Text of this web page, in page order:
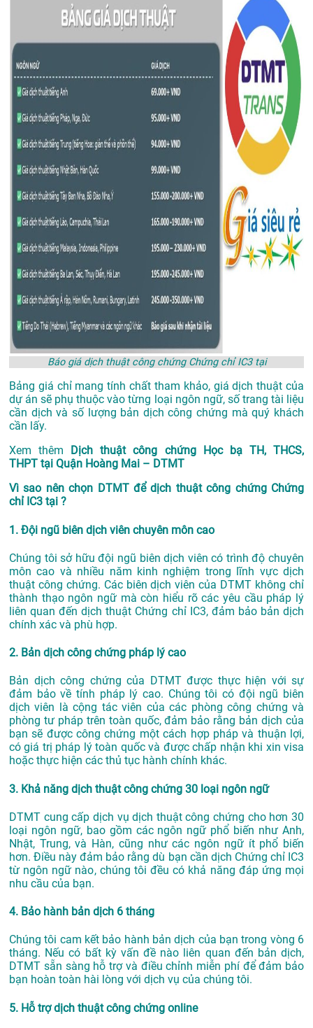
Báo giá dịch thuật công chứng Chứng chỉ IC3 tại
Bảng giá chỉ mang tính chất tham khảo, giá dịch thuật của
dự án sẽ phụ thuộc vào từng loại ngôn ngữ, số trang tài liệu
cần dịch và số lượng bản dịch công chứng mà quý khách
cần lấy.
Xem thêm
Dịch thuật công chứng Học bạ TH, THCS,
THPT tại Quận Hoàng Mai – DTMT
Vì sao nên chọn DTMT để dịch thuật công chứng Chứng
chỉ IC3 tại ?
1. Đội ngũ biên dịch viên chuyên môn cao
Chúng tôi sở hữu đội ngũ biên dịch viên có trình độ chuyên
môn cao và nhiều năm kinh nghiệm trong lĩnh vực dịch
thuật công chứng. Các biên dịch viên của DTMT không chỉ
thành thạo ngôn ngữ mà còn hiểu rõ các yêu cầu pháp lý
liên quan đến dịch thuật Chứng chỉ IC3, đảm bảo bản dịch
chính xác và phù hợp.
2. Bản dịch công chứng pháp lý cao
Bản dịch công chứng của DTMT được thực hiện với sự
đảm bảo về tính pháp lý cao. Chúng tôi có đội ngũ biên
dịch viên là cộng tác viên của các phòng công chứng và
phòng tư pháp trên toàn quốc, đảm bảo rằng bản dịch của
bạn sẽ được công chứng một cách hợp pháp và thuận lợi,
có giá trị pháp lý toàn quốc và được chấp nhận khi xin visa
hoặc thực hiện các thủ tục hành chính khác.
3. Khả năng dịch thuật công chứng 30 loại ngôn ngữ
DTMT cung cấp dịch vụ dịch thuật công chứng cho hơn 30
loại ngôn ngữ, bao gồm các ngôn ngữ phổ biến như Anh,
Nhật, Trung, và Hàn, cũng như các ngôn ngữ ít phổ biến
hơn. Điều này đảm bảo rằng dù bạn cần dịch Chứng chỉ IC3
từ ngôn ngữ nào, chúng tôi đều có khả năng đáp ứng mọi
nhu cầu của bạn.
4. Bảo hành bản dịch 6 tháng
Chúng tôi cam kết bảo hành bản dịch của bạn trong vòng 6
tháng. Nếu có bất kỳ vấn đề nào liên quan đến bản dịch,
DTMT sẵn sàng hỗ trợ và điều chỉnh miễn phí để đảm bảo
bạn hoàn toàn hài lòng với dịch vụ của chúng tôi.
5. Hỗ trợ dịch thuật công chứng online